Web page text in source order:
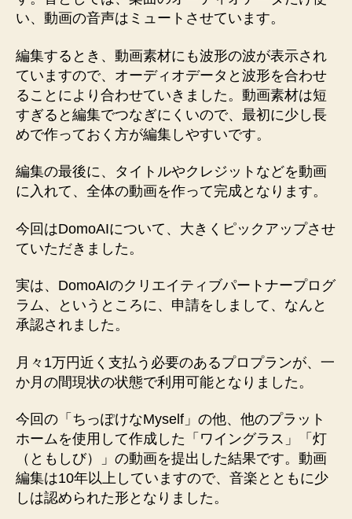
い、動画の音声はミュートさせています。
編集するとき、動画素材にも波形の波が表示され
ていますので、オーディオデータと波形を合わせ
ることにより合わせていきました。動画素材は短
すぎると編集でつなぎにくいので、最初に少し長
めで作っておく方が編集しやすいです。
編集の最後に、タイトルやクレジットなどを動画
に入れて、全体の動画を作って完成となります。
今回はDomoAIについて、大きくピックアップさせ
ていただきました。
実は、DomoAIのクリエイティブパートナープログ
ラム、というところに、申請をしまして、なんと
承認されました。
月々1万円近く支払う必要のあるプロプランが、一
か月の間現状の状態で利用可能となりました。
今回の「ちっぽけなMyself」の他、他のプラット
ホームを使用して作成した「ワイングラス」「灯
（ともしび）」の動画を提出した結果です。動画
編集は10年以上していますので、音楽とともに少
しは認められた形となりました。